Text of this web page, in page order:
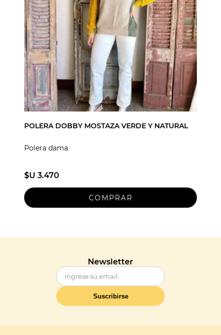
POLERA DOBBY MOSTAZA VERDE Y NATURAL
Polera dama
$U 3.470
Newsletter
Suscribirse